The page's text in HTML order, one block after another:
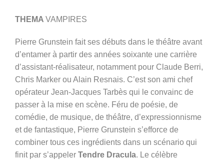
THEMA VAMPIRES
Pierre Grunstein fait ses débuts dans le théâtre avant
d’entamer à partir des années soixante une carrière
d’assistant-réalisateur, notamment pour Claude Berri,
Chris Marker ou Alain Resnais. C’est son ami chef
opérateur Jean-Jacques Tarbès qui le convainc de
passer à la mise en scène. Féru de poésie, de
comédie, de musique, de théâtre, d’expressionnisme
et de fantastique, Pierre Grunstein s’efforce de
combiner tous ces ingrédients dans un scénario qui
finit par s’appeler Tendre Dracula. Le célèbre